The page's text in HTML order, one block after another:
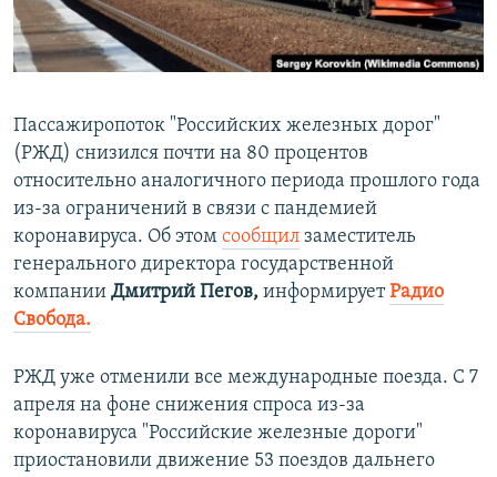
ПОБЕДИТЕЛЕЙ НЕ СУДЯТ?
КРЫМ.НЕПОКОРЕННЫЙ
УКРАИНСКАЯ ПРОБЛЕМА КРЫМА
ПРИСОЕДИНЯЙТЕСЬ!
Все сайты RFE/RL
Пассажиропоток "Российских железных дорог"
(РЖД) снизился почти на 80 процентов
относительно аналогичного периода прошлого года
из-за ограничений в связи с пандемией
коронавируса. Об этом сообщил заместитель
генерального директора государственной
компании Дмитрий Пегов, информирует Радио
Свобода.
РЖД уже отменили все международные поезда. С 7
апреля на фоне снижения спроса из-за
коронавируса "Российские железные дороги"
приостановили движение 53 поездов дальнего